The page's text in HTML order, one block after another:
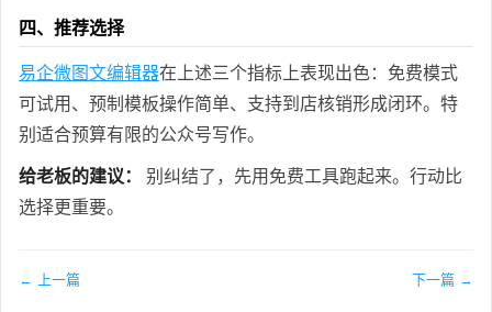
四、推荐选择
易企微图文编辑器在上述三个指标上表现出色：免费模式
可试用、预制模板操作简单、支持到店核销形成闭环。特
别适合预算有限的公众号写作。
给老板的建议：
别纠结了，先用免费工具跑起来。行动比
选择更重要。
← 上一篇 下一篇 →